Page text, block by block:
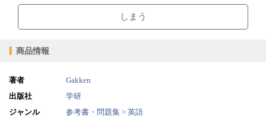
しまう
商品情報
著者
Gakken
出版社
学研
ジャンル
参考書・問題集 > 英語